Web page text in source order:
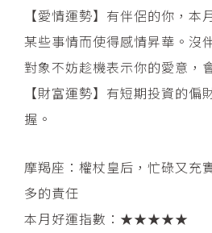
【愛情運勢】有伴侶的你，本
某些事情而使得感情昇華。沒
對象不妨趁機表示你的愛意，
【財富運勢】有短期投資的偏
握。
摩羯座：權杖皇后，忙碌又充
多的責任
本月好運指數：★★★★★